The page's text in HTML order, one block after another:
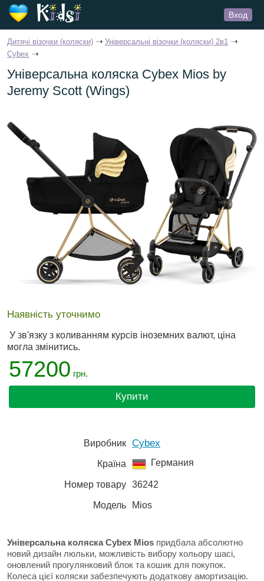
Вход
Дитячі візочки (коляски)
Універсальні візочки (коляски) 2в1
Cybex
Універсальна коляска Cybex Mios by
Jeremy Scott (Wings)
Наявність уточнимо
У зв'язку з коливанням курсів іноземних валют, ціна
могла змінитись.
57200 грн.
Купити
Виробник Cybex
Країна Германия
Номер товару 36242
Модель Mios
Універсальна коляска Cybex Mios придбала абсолютно
новий дизайн люльки, можливість вибору кольору шасі,
оновлений прогулянковий блок та кошик для покупок.
Колеса цієї коляски забезпечують додаткову амортизацію.